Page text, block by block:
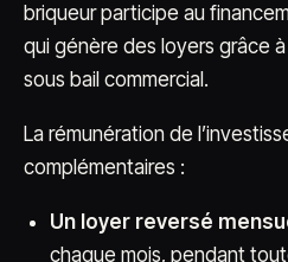
briqueur participe au
qui génère des loyers grâce
sous bail commercial.
La rémunération de
complémentaires :
Un loyer reversé
chaque mois, pendant